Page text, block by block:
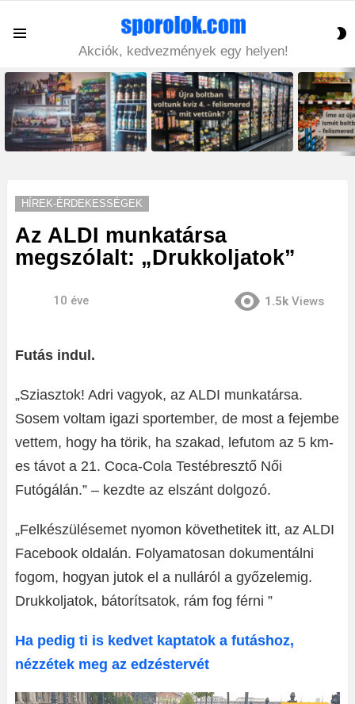
Akciók, kedvezmények egy helyen!
LATEST
STORIES
HÍREK-ÉRDEKESSÉGEK
Az ALDI munkatársa
megszólalt: „Drukkoljatok”
10 éve 1.5k Views
Futás indul.
„Sziasztok! Adri vagyok, az ALDI munkatársa.
Sosem voltam igazi sportember, de most a fejembe
vettem, hogy ha törik, ha szakad, lefutom az 5 km-
es távot a 21. Coca-Cola Testébresztő Női
Futógálán.” – kezdte az elszánt dolgozó.
„Felkészülésemet nyomon követhetitek itt, az ALDI
Facebook oldalán. Folyamatosan dokumentálni
fogom, hogyan jutok el a nulláról a győzelemig.
Drukkoljatok, bátorítsatok, rám fog férni ”
Ha pedig ti is kedvet kaptatok a futáshoz,
nézzétek meg az edzéstervét